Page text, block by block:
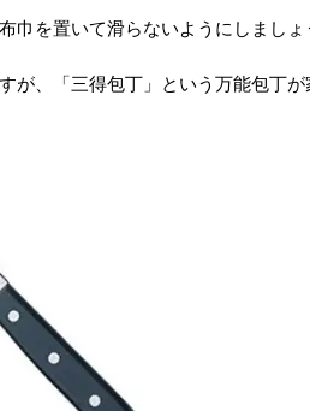
巾を置いて滑らないようにしましょ
が、「三得包丁」という万能包丁が